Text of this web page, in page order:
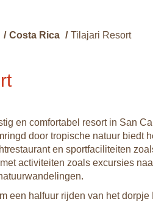
/ Costa Rica / Tilajari Resort
en comfortabel resort in San
door tropische natuur biedt
en sportfaciliteiten
activiteiten zoals excursies
een halfuur rijden van het dorpje